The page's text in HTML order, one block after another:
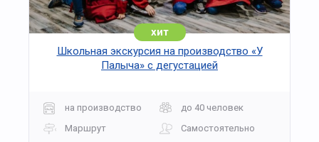
хит
Школьная экскурсия на производство «У
Палыча» с дегустацией
на производство
до 40 человек
Маршрут
Самостоятельно